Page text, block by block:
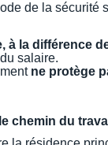
de la
à la différence
salaire.
ne protège
chemin du